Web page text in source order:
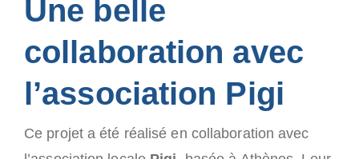
Une belle
collaboration avec
l’association Pigi
Ce projet a été réalisé en collaboration avec